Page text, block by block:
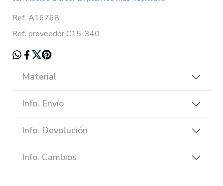
Ref. A16768
Ref. proveedor C15-340
Material
Info. Envío
Info. Devolución
Info. Cambios